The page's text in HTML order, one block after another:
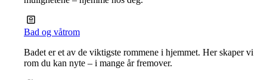
Bad og våtrom
Badet er et av de viktigste rommene i hjemmet. Her skaper vi
rom du kan nyte – i mange år fremover.